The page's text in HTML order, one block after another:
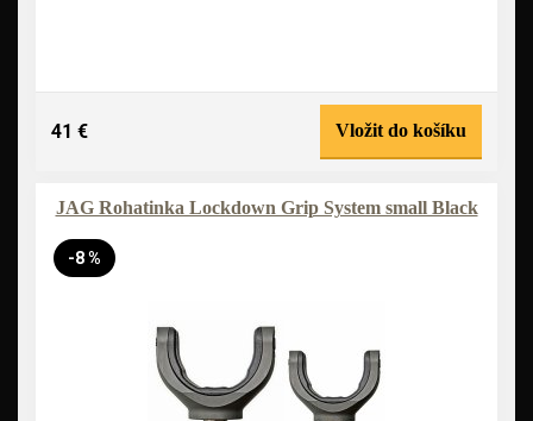
41 € Vložit do košíku
JAG Rohatinka Lockdown Grip System small Black
-8 %